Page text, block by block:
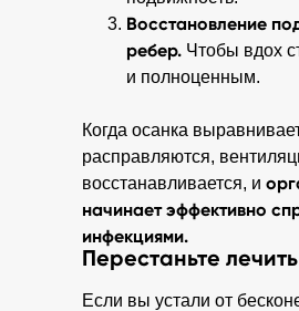
Восстановление
ребер. Чтобы вдох
и полноценным.
Когда осанка
расправляются,
восстанавливается, и
начинает эффективно
инфекциями.
Перестаньте
Если вы устали от